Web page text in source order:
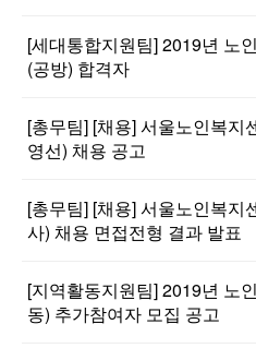
[세대통합지원팀] 2019년 노
(공방) 합격자
[총무팀] [채용] 서울노인복지
영선) 채용 공고
[총무팀] [채용] 서울노인복지
사) 채용 면접전형 결과 발표
[지역활동지원팀] 2019년 노
동) 추가참여자 모집 공고